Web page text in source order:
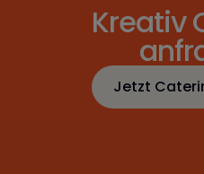
Kreativ
Jetzt
Jetzt